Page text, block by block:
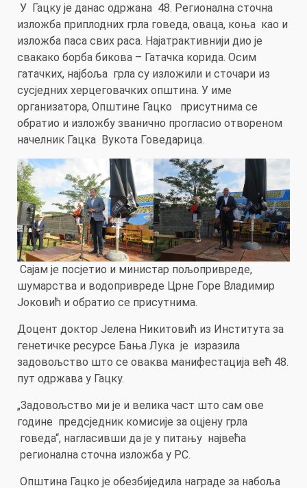
У Гацку је данас одржана 48. Регионална сточна
изложба приплодних грла говеда, оваца, коња као и
изложба паса свих раса. Најатрактивнији дио је
свакако борба бикова – Гатачка корида. Осим
гатачких, најбоља грла су изложили и сточари из
сусједних херцеговачких општина. У име
организатора, Општине Гацко присутнима се
обратио и изложбу званично прогласио отвореном
начелник Гацка Вукота Говедарица.
Сајам је посјетио и министар пољопривреде,
шумарства и водопривреде Црне Горе Владимир
Јоковић и обратио се присутнима.
Доцент доктор Јелена Никитовић из Института за
генетичке ресурсе Бања Лука је изразила
задовољство што се оваква манифестација већ 48.
пут одржава у Гацку.
„Задовољство ми је и велика част што сам ове
године предсједник комисије за оцјену грла
говеда“, нагласивши да је у питању највећа
регионална сточна изложба у РС.
Општина Гацко је обезбиједила награде за набоља